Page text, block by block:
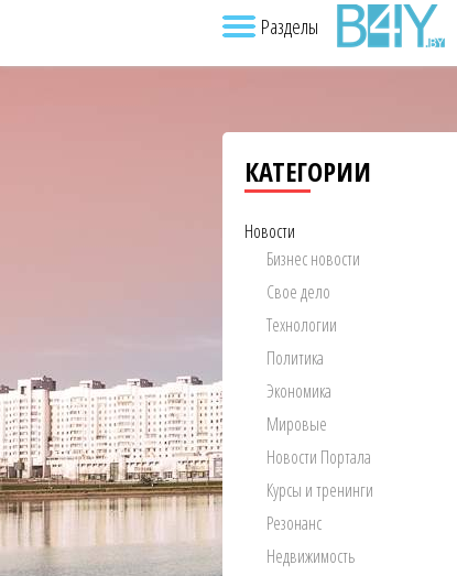
Разделы
КАТЕГОРИИ
Новости
Бизнес новости
Свое дело
Технологии
Политика
Экономика
Мировые
Новости Портала
Курсы и тренинги
Резонанс
Недвижимость